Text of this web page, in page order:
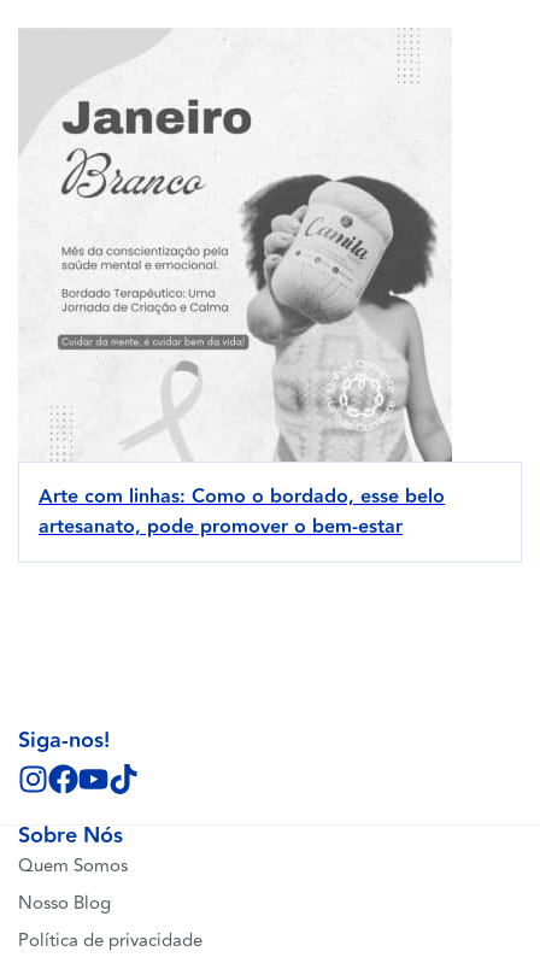
Arte com linhas: Como o bordado, esse belo
artesanato, pode promover o bem-estar
Sobre Nós
Quem Somos
Nosso Blog
Política de privacidade
Siga-nos!